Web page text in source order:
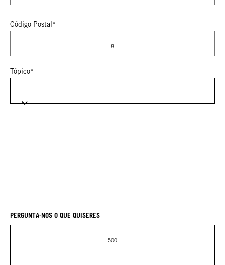
Código Postal*
8
Tópico*
PERGUNTA-NOS O QUE QUISERES
500